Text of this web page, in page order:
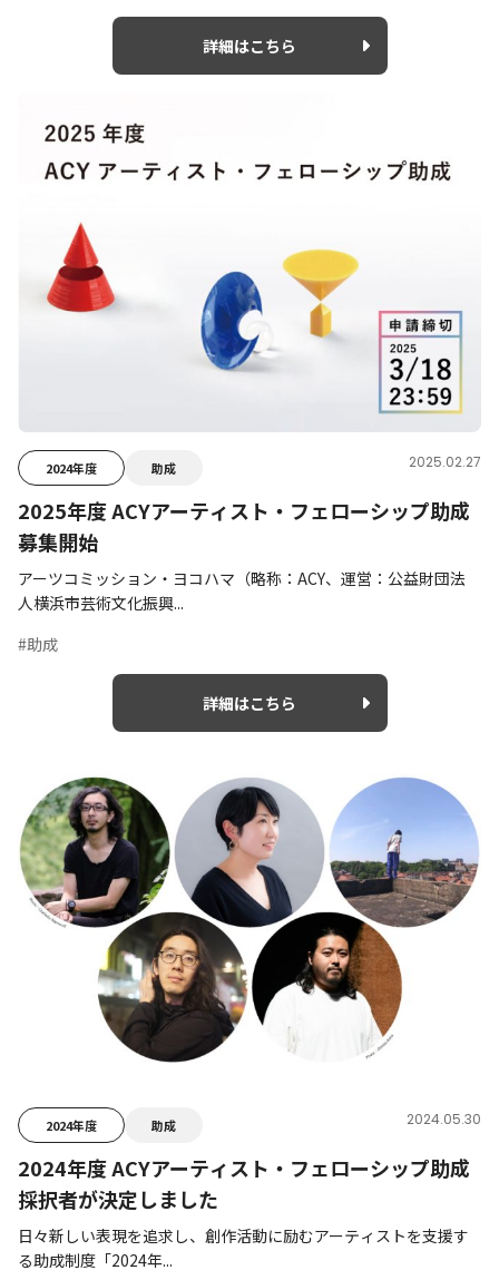
詳細はこちら
2024年度 助成 2025.02.27
2025年度 ACYアーティスト・フェローシップ助成
募集開始
アーツコミッション・ヨコハマ（略称：ACY、運営：公益財団法
人横浜市芸術文化振興...
#助成
詳細はこちら
2024年度 助成 2024.05.30
2024年度 ACYアーティスト・フェローシップ助成
採択者が決定しました
日々新しい表現を追求し、創作活動に励むアーティストを支援す
る助成制度「2024年...